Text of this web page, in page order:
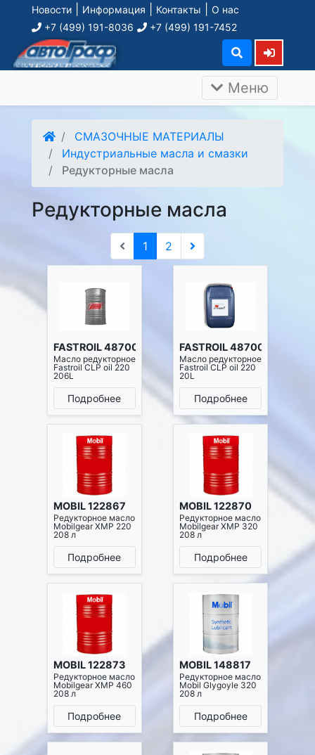
Новости Информация Контакты
О нас
+7 (499) 191-8036
+7 (499) 191-7452
Меню
СМАЗОЧНЫЕ МАТЕРИАЛЫ
Индустриальные масла и смазки
Редукторные масла
Редукторные масла
1 2
FASTROIL 4870001111854
Масло редукторное
Fastroil CLP oil 220
206L
Подробнее
FASTROIL 4870001117191
Масло редукторное
Fastroil CLP oil 220
20L
Подробнее
MOBIL 122867
Редукторное масло
Mobilgear XMP 220
208 л
Подробнее
MOBIL 122870
Редукторное масло
Mobilgear XMP 320
208 л
Подробнее
MOBIL 122873
Редукторное масло
Mobilgear XMP 460
208 л
Подробнее
MOBIL 148817
Редукторное масло
Mobil Glygoyle 320
208 л
Подробнее